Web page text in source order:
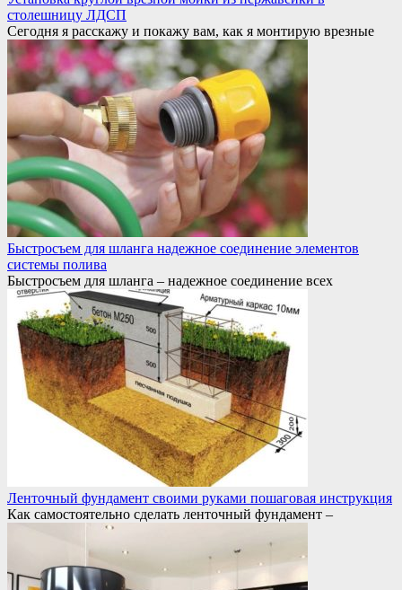
столешницу ЛДСП
Сегодня я расскажу и покажу вам, как я монтирую врезные
Быстросъем для шланга надежное соединение элементов
системы полива
Быстросъем для шланга – надежное соединение всех
Ленточный фундамент своими руками пошаговая инструкция
Как самостоятельно сделать ленточный фундамент –